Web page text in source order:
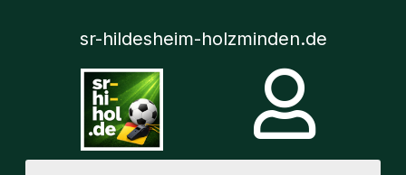
sr-hildesheim-holzminden.de